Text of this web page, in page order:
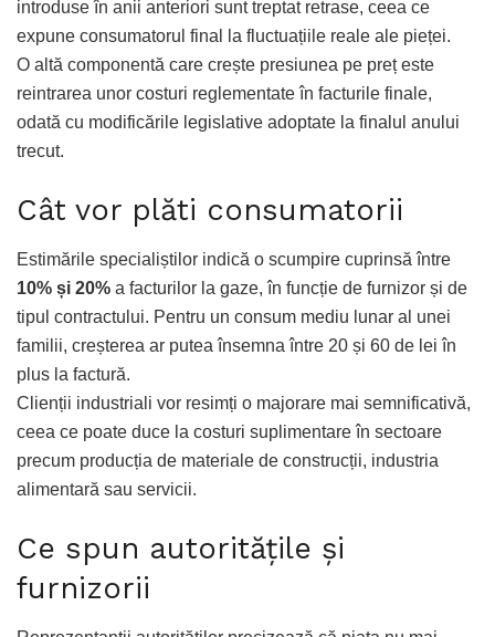
introduse în anii anteriori sunt treptat retrase, ceea ce
expune consumatorul final la fluctuațiile reale ale pieței.
O altă componentă care crește presiunea pe preț este
reintrarea unor costuri reglementate în facturile finale,
odată cu modificările legislative adoptate la finalul anului
trecut.
Cât vor plăti consumatorii
Estimările specialiștilor indică o scumpire cuprinsă între
10% și 20% a facturilor la gaze, în funcție de furnizor și de
tipul contractului. Pentru un consum mediu lunar al unei
familii, creșterea ar putea însemna între 20 și 60 de lei în
plus la factură.
Clienții industriali vor resimți o majorare mai semnificativă,
ceea ce poate duce la costuri suplimentare în sectoare
precum producția de materiale de construcții, industria
alimentară sau servicii.
Ce spun autoritățile și
furnizorii